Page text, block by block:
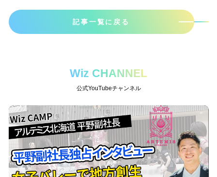
記事一覧に戻る
Wiz CHANNEL
公式YouTubeチャンネル